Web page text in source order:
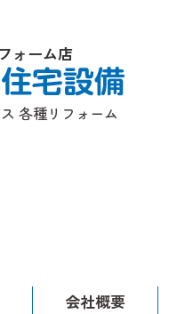
ォーム店
各種リフォーム
会社概要